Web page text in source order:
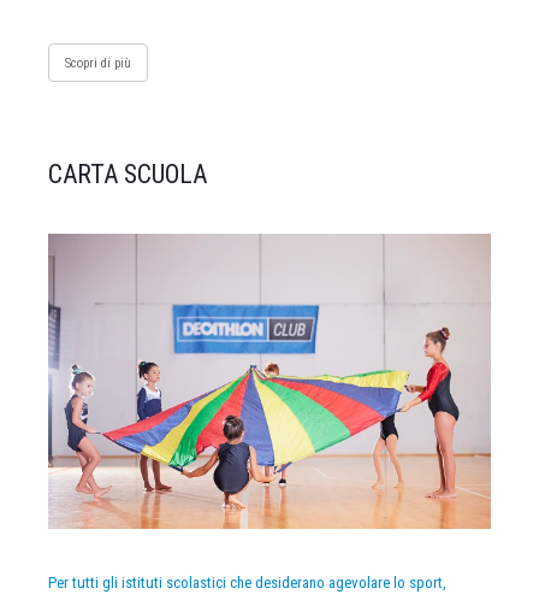
Scopri di più
CARTA SCUOLA
Per tutti gli istituti scolastici che desiderano agevolare lo sport,